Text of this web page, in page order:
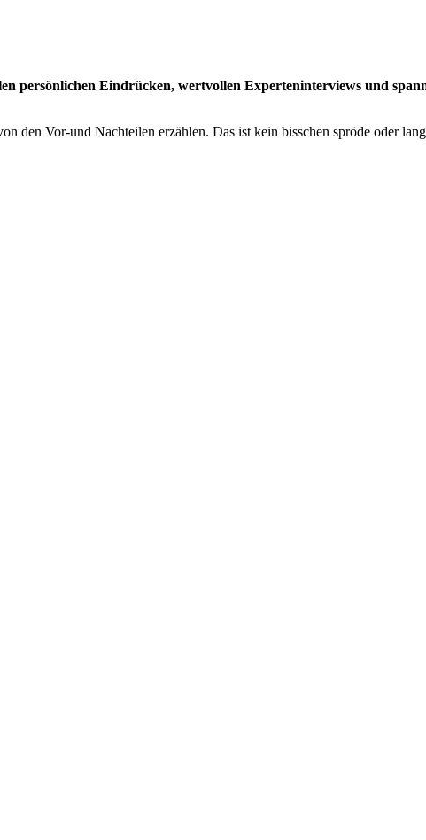
persönlichen Eindrücken, wertvollen Experteninterviews und
den Vor-und Nachteilen erzählen. Das ist kein bisschen spröde oder